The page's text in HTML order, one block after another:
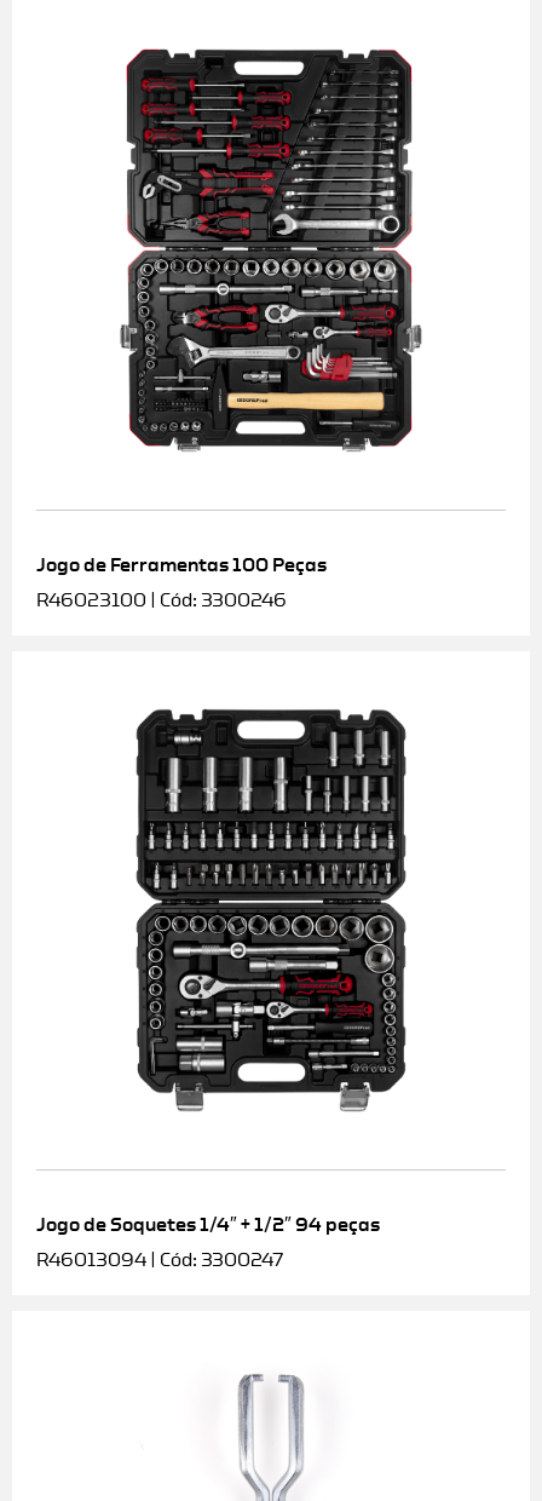
Jogo de Ferramentas 100 Peças
R46023100 | Cód: 3300246
Jogo de Soquetes 1/4″ + 1/2″ 94 peças
R46013094 | Cód: 3300247